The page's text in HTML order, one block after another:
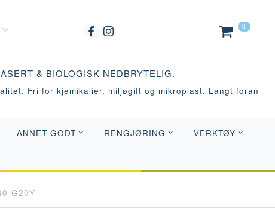
0
& BIOLOGISK NEDBRYTELIG.
Fri for kjemikalier, miljøgift og mikroplast. Langt foran
ANNET GODT RENGJØRING VERKTØY
G20Y